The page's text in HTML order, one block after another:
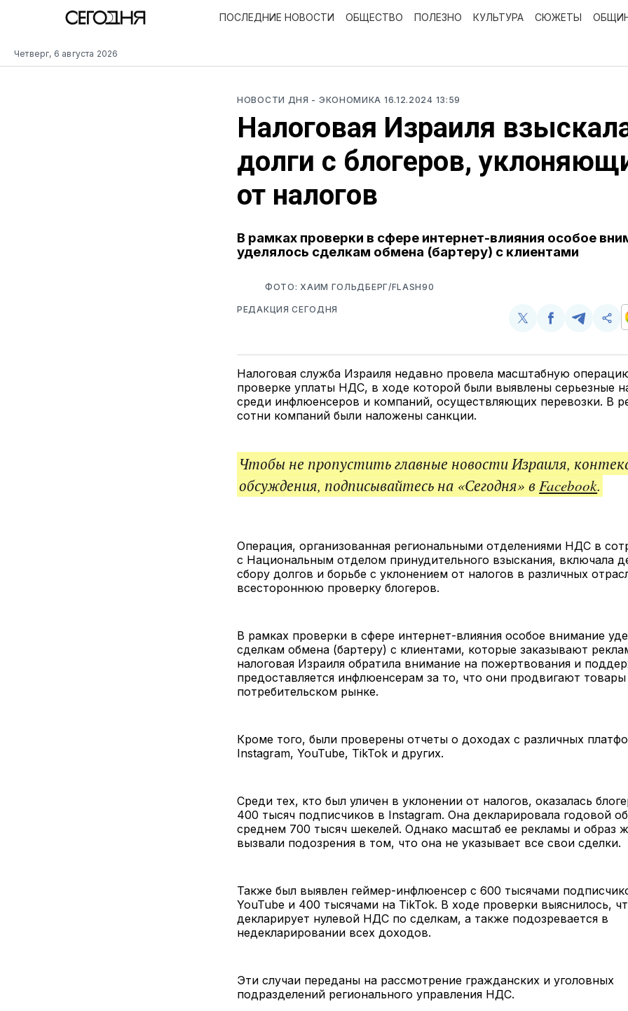
Четверг, 6 августа 2026
ПОСЛЕДНИЕ НОВОСТИ ОБЩЕСТВО ПОЛЕЗНО КУЛЬТУРА СЮЖЕТЫ
НОВОСТИ ДНЯ - ЭКОНОМИКА 16.12.2024 13:59
Налоговая Израиля
долги с блогеров,
от налогов
В рамках проверки в сфере интернет-влияния особое
уделялось сделкам обмена (бартеру) с клиентами
ФОТО: ХАИМ ГОЛЬДБЕРГ/FLASH90
РЕДАКЦИЯ СЕГОДНЯ
Поделиться
Twitter
Поделиться
FacebookTelegram
Налоговая служба Израиля недавно провела масштабную
проверке уплаты НДС, в ходе которой были выявлены серьезные
среди инфлюенсеров и компаний, осуществляющих перевозки. В
сотни компаний были наложены санкции.
Чтобы не пропустить главные новости Израиля,
обсуждения, подписывайтесь на «Сегодня» вFacebook.
Операция, организованная региональными отделениями НДС в
с Национальным отделом принудительного взыскания, включала
сбору долгов и борьбе с уклонением от налогов в различных
всестороннюю проверку блогеров.
В рамках проверки в сфере интернет-влияния особое внимание
сделкам обмена (бартеру) с клиентами, которые заказывают
налоговая Израиля обратила внимание на пожертвования и
предоставляется инфлюенсерам за то, что они продвигают
потребительском рынке.
Кроме того, были проверены отчеты о доходах с различных
Instagram, YouTube, TikTok и других.
Среди тех, кто был уличен в уклонении от налогов, оказалась
400 тысяч подписчиков в Instagram. Она декларировала годовой
среднем 700 тысяч шекелей. Однако масштаб ее рекламы и образ
вызвали подозрения в том, что она не указывает все свои сделки.
Также был выявлен геймер-инфлюенсер с 600 тысячами
YouTube и 400 тысячами на TikTok. В ходе проверки выяснилось,
декларирует нулевой НДС по сделкам, а также подозревается в
недекларировании всех доходов.
Эти случаи переданы на рассмотрение гражданских и уголовных
подразделений регионального управления НДС.